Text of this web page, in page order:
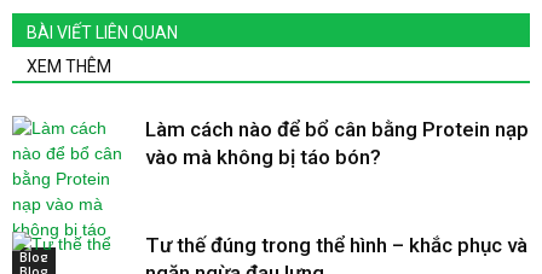
BÀI VIẾT LIÊN QUAN
XEM THÊM
Blog
Làm cách nào để bổ cân bằng Protein nạp
vào mà không bị táo bón?
Tư thế đúng trong thể hình – khắc phục và